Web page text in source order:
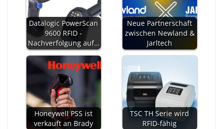
Datalogic PowerScan
9600 RFID -
Nachverfolgung auf…
Neue Partnerschaft
zwischen Newland &
Jarltech
Honeywell PSS ist
verkauft an Brady
TSC TH Serie wird
RFID-fähig